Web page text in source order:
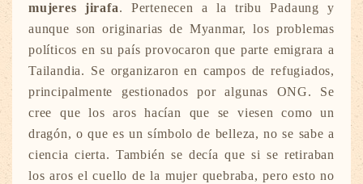
mujeres jirafa. Pertenecen a la tribu Padaung y
aunque son originarias de Myanmar, los problemas
políticos en su país provocaron que parte emigrara a
Tailandia. Se organizaron en campos de refugiados,
principalmente gestionados por algunas ONG. Se
cree que los aros hacían que se viesen como un
dragón, o que es un símbolo de belleza, no se sabe a
ciencia cierta. También se decía que si se retiraban
los aros el cuello de la mujer quebraba, pero esto no